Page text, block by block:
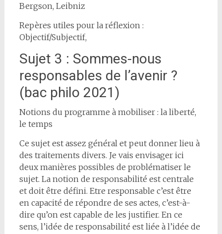
Bergson, Leibniz
Repères utiles pour la réflexion :
Objectif/Subjectif,
Sujet 3 : Sommes-nous
responsables de l’avenir ?
(bac philo 2021)
Notions du programme à mobiliser : la liberté,
le temps
Ce sujet est assez général et peut donner lieu à
des traitements divers. Je vais envisager ici
deux manières possibles de problématiser le
sujet. La notion de responsabilité est centrale
et doit être défini. Etre responsable c’est être
en capacité de répondre de ses actes, c’est-à-
dire qu’on est capable de les justifier. En ce
sens, l’idée de responsabilité est liée à l’idée de